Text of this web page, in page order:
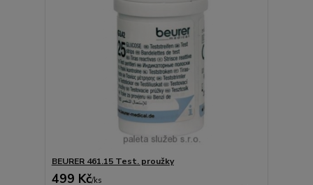
BEURER 461.15 Test. proužky
499 Kč/ks